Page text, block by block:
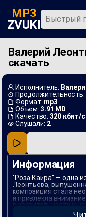
MP3
ZVUKI
Главная
Новинки
Популярная
В машину
Музыка 80х
Ремиксы
Валерий
скачать
Исполнитель:
Продолжительность:
Формат: mp3
Объем: 3.91 MB
Качество: 320 кбит/с
Слушали: 2
Информация
"Роза Каира" — одна
Леонтьева,
композиция стала
и привлекла
выразительности и
мелодики с